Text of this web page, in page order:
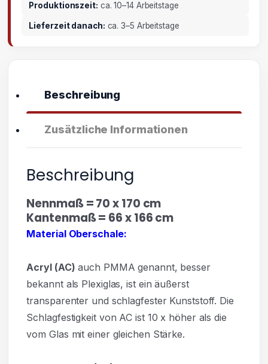
Produktionszeit: ca. 10–14 Arbeitstage
Lieferzeit danach: ca. 3–5 Arbeitstage
Beschreibung
Zusätzliche Informationen
Beschreibung
Nennmaß = 70 x 170 cm
Kantenmaß = 66 x 166 cm
Material Oberschale:
Acryl (AC) auch PMMA genannt, besser
bekannt als Plexiglas, ist ein äußerst
transparenter und schlagfester Kunststoff. Die
Schlagfestigkeit von AC ist 10 x höher als die
vom Glas mit einer gleichen Stärke.